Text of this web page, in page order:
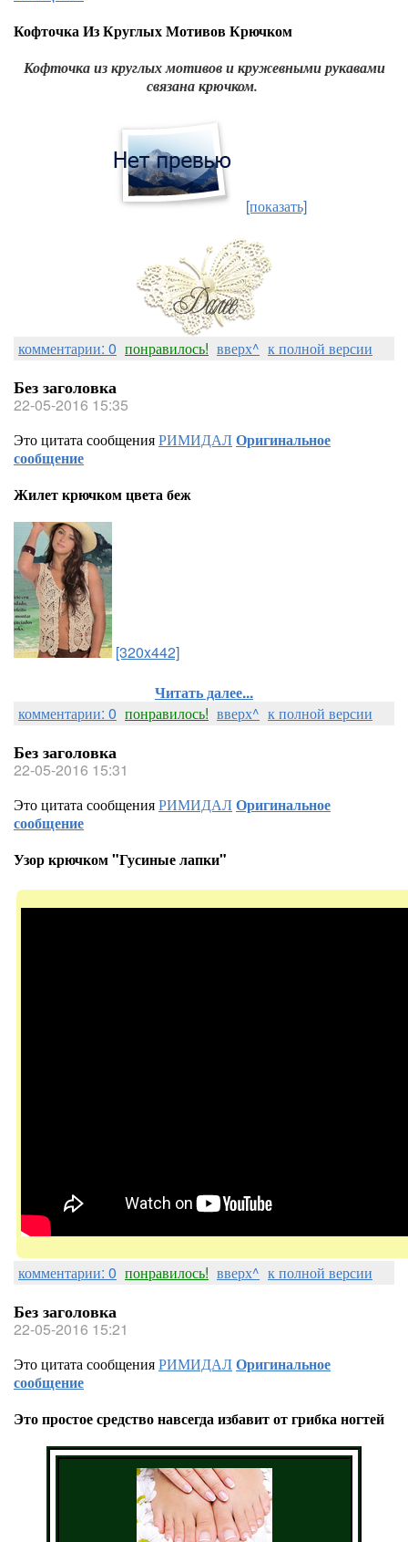
Кофточка Из Круглых Мотивов Крючком
Кофточка из круглых мотивов и кружевными рукавами
связана крючком.
[показать]
комментарии: 0 понравилось! вверх^ к полной версии
Без заголовка
22-05-2016 15:35
Это цитата сообщенияРИМИДАЛОригинальное
сообщение
Жилет крючком цвета беж
[320x442]
Читать далее...
комментарии: 0 понравилось! вверх^ к полной версии
Без заголовка
22-05-2016 15:31
Это цитата сообщенияРИМИДАЛОригинальное
сообщение
Узор крючком "Гусиные лапки"
комментарии: 0 понравилось! вверх^ к полной версии
Без заголовка
22-05-2016 15:21
Это цитата сообщенияРИМИДАЛОригинальное
сообщение
Это простое средство навсегда избавит от грибка ногтей